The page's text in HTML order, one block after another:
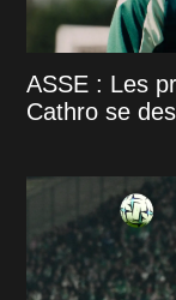
ASSE : Les
Cathro se